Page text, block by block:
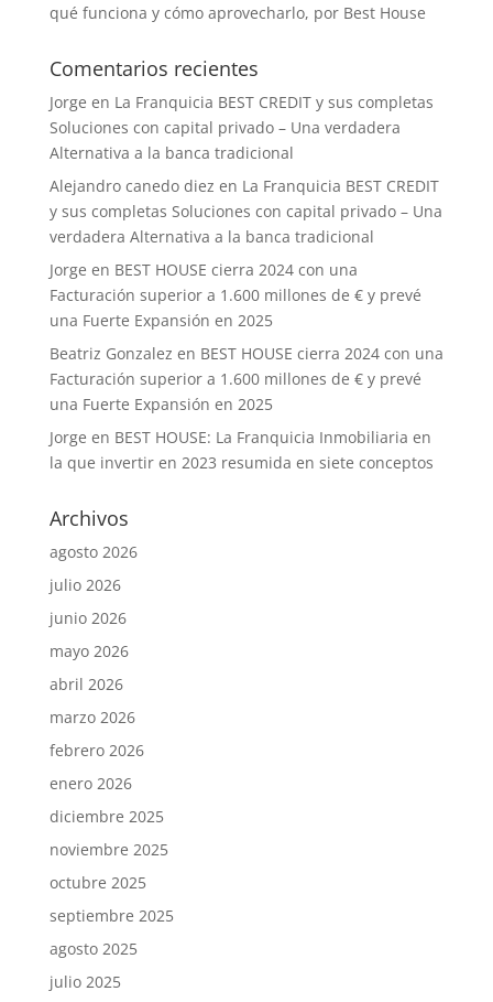
qué funciona y cómo aprovecharlo, por Best House
Comentarios recientes
Jorge en La Franquicia BEST CREDIT y sus completas
Soluciones con capital privado – Una verdadera
Alternativa a la banca tradicional
Alejandro canedo diez en La Franquicia BEST CREDIT
y sus completas Soluciones con capital privado – Una
verdadera Alternativa a la banca tradicional
Jorge en BEST HOUSE cierra 2024 con una
Facturación superior a 1.600 millones de € y prevé
una Fuerte Expansión en 2025
Beatriz Gonzalez en BEST HOUSE cierra 2024 con una
Facturación superior a 1.600 millones de € y prevé
una Fuerte Expansión en 2025
Jorge en BEST HOUSE: La Franquicia Inmobiliaria en
la que invertir en 2023 resumida en siete conceptos
Archivos
agosto 2026
julio 2026
junio 2026
mayo 2026
abril 2026
marzo 2026
febrero 2026
enero 2026
diciembre 2025
noviembre 2025
octubre 2025
septiembre 2025
agosto 2025
julio 2025